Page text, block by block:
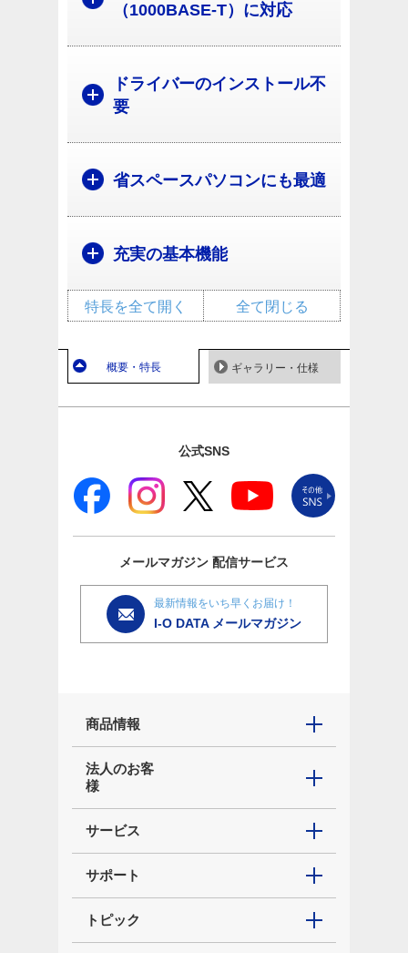
（1000BASE-T）に対応
ドライバーのインストール不
要
省スペースパソコンにも最適
充実の基本機能
全て閉じる
特長を全て開く
概要・特長 ギャラリー・仕様
公式SNS
メールマガジン 配信サービス
最新情報をいち早くお届け！
I-O DATA メールマガジン
商品情報
法人のお客
様
サービス
サポート
トピック